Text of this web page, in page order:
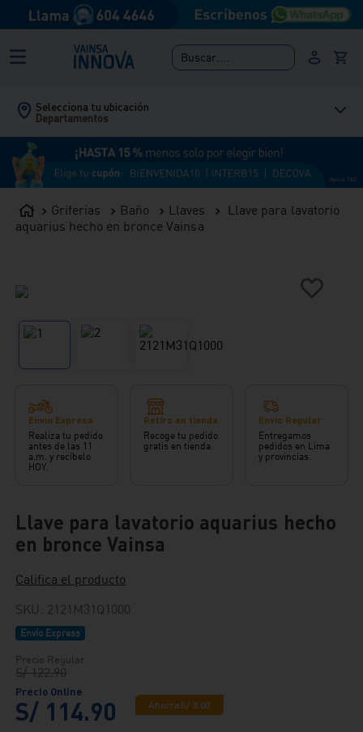
Buscar....
Selecciona tu ubicación
Departamentos
Griferías Baño Llaves
Llave para lavatorio
aquarius hecho en bronce Vainsa
Envío Express
Realiza tu pedido
antes de las 11
a.m. y recíbelo
HOY.
Retiro en tienda
Recoge tu pedido
gratis en tienda.
Envío Regular
Entregamos
pedidos en Lima
y provincias.
Llave para lavatorio aquarius hecho
en bronce Vainsa
Califica el producto
SKU : 2121M31Q1000
Envío Express
S/ 122.90
S/ 114.90 AhorraS/ 8.00